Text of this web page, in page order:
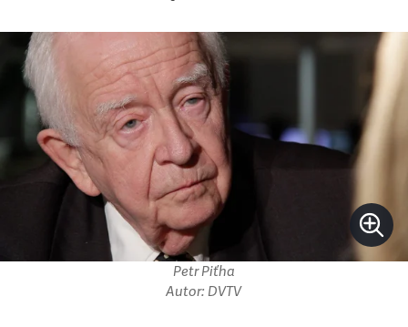
Petr Piťha
Autor: DVTV